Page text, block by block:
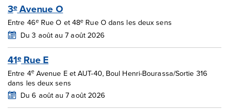
3eAvenue O
Entre 46eRue O et 48e Rue O dans les deux sens
Du 3 août au 7 août 2026
41eRue E
Entre 4eAvenue E et AUT-40, Boul Henri-Bourassa/Sortie 316
dans les deux sens
Du 6 août au 7 août 2026